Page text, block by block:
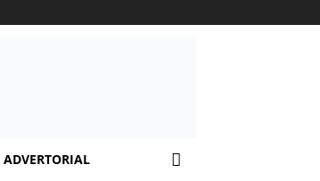
ADVERTORIAL